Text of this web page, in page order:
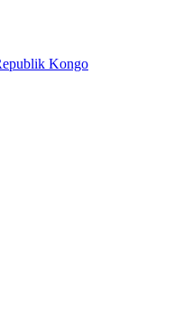
Kongo